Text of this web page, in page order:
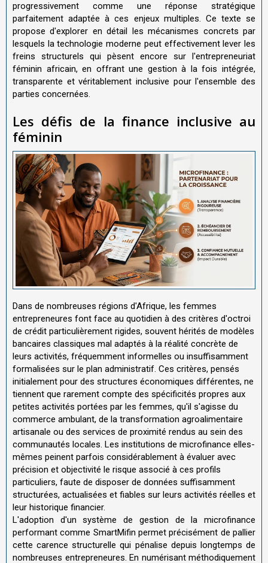
progressivement comme une réponse stratégique
parfaitement adaptée à ces enjeux multiples. Ce texte se
propose d'explorer en détail les mécanismes concrets par
lesquels la technologie moderne peut effectivement lever les
freins structurels qui pèsent encore sur l'entrepreneuriat
féminin africain, en offrant une gestion à la fois intégrée,
transparente et véritablement inclusive pour l'ensemble des
parties concernées.
Les défis de la finance inclusive au
féminin
Dans de nombreuses régions d'Afrique, les femmes
entrepreneures font face au quotidien à des critères d'octroi
de crédit particulièrement rigides, souvent hérités de modèles
bancaires classiques mal adaptés à la réalité concrète de
leurs activités, fréquemment informelles ou insuffisamment
formalisées sur le plan administratif. Ces critères, pensés
initialement pour des structures économiques différentes, ne
tiennent que rarement compte des spécificités propres aux
petites activités portées par les femmes, qu'il s'agisse du
commerce ambulant, de la transformation agroalimentaire
artisanale ou des services de proximité rendus au sein des
communautés locales. Les institutions de microfinance elles-
mêmes peinent parfois considérablement à évaluer avec
précision et objectivité le risque associé à ces profils
particuliers, faute de disposer de données suffisamment
structurées, actualisées et fiables sur leurs activités réelles et
leur historique financier.
L'adoption d'un système de gestion de la microfinance
performant comme SmartMifin permet précisément de pallier
cette carence structurelle qui pénalise depuis longtemps de
nombreuses entrepreneures. En numérisant méthodiquement